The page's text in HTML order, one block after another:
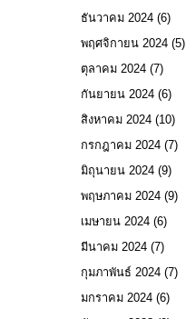
ธันวาคม 2024 (6)
พฤศจิกายน 2024 (5)
ตุลาคม 2024 (7)
กันยายน 2024 (6)
สิงหาคม 2024 (10)
กรกฎาคม 2024 (7)
มิถุนายน 2024 (9)
พฤษภาคม 2024 (9)
เมษายน 2024 (6)
มีนาคม 2024 (7)
กุมภาพันธ์ 2024 (7)
มกราคม 2024 (6)